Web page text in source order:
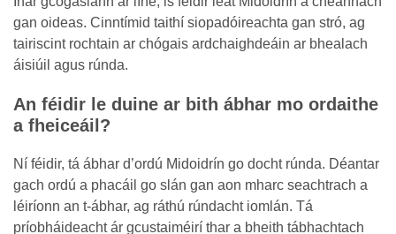
gan oideas. Cinntímid taithí siopadóireachta gan stró, ag
tairiscint rochtain ar chógais ardchaighdeáin ar bhealach
áisiúil agus rúnda.
An féidir le duine ar bith ábhar mo ordaithe
a fheiceáil?
Ní féidir, tá ábhar d’ordú Midoidrín go docht rúnda. Déantar
gach ordú a phacáil go slán gan aon mharc seachtrach a
léiríonn an t-ábhar, ag ráthú rúndacht iomlán. Tá
príobháideacht ár gcustaiméirí thar a bheith tábhachtach